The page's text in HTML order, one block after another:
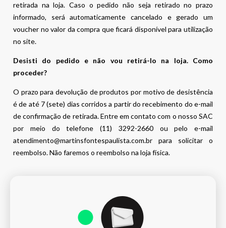
retirada na loja. Caso o pedido não seja retirado no prazo
informado, será automaticamente cancelado e gerado um
voucher no valor da compra que ficará disponível para utilização
no site.
Desisti do pedido e não vou retirá-lo na loja. Como
proceder?
O prazo para devolução de produtos por motivo de desistência
é de até 7 (sete) dias corridos a partir do recebimento do e-mail
de confirmação de retirada. Entre em contato com o nosso SAC
por meio do telefone (11) 3292-2660 ou pelo e-mail
atendimento@martinsfontespaulista.com.br para solicitar o
reembolso. Não faremos o reembolso na loja física.